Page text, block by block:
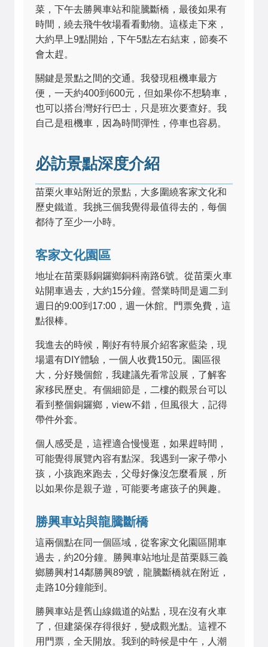
菜，下午去勝興車站和龍騰斷橋，最後如果有
時間，繞去飛牛牧場看看動物。這樣走下來，
大約早上9點開始，下午5點左右結束，節奏不
會太趕。
關鍵是景點之間的交通。我發現租機車最方
便，一天約400到600元，但如果你不想騎車，
也可以搭台灣好行巴士，只是班次要查好。我
自己是租機車，因為時間彈性，停車也容易。
必訪景點深度介紹
苗栗火車站附近的景點，大多圍繞客家文化和
歷史鐵道。我挑三個我覺得最值得去的，每個
都待了至少一小時。
客家文化園區
地址在苗栗縣銅鑼鄉銅科南路6號。從苗栗火車
站開車過去，大約15分鐘。營業時間是週二到
週日的9:00到17:00，週一休館。門票免費，這
點很棒。
我進去的時候，剛好有特展介紹客家藍染，現
場還有DIY體驗，一個人收費150元。園區很
大，分好幾個館，我建議先看常設展，了解客
家移民歷史。有個細節是，二樓的觀景台可以
看到整個銅鑼鄉，view不錯，但風很大，記得
帶件外套。
個人感受是，這裡適合慢慢逛，如果趕時間，
可能覺得展覽內容有點深。我遇到一家子帶小
孩，小孩跑來跑去，父母好像沒怎麼看展，所
以如果你是親子遊，可能要考慮孩子的興趣。
勝興車站與龍騰斷橋
這兩個點在同一個區域，從客家文化園區開車
過去，約20分鐘。勝興車站地址是苗栗縣三義
鄉勝興村14鄰勝興89號，龍騰斷橋就在附近，
走路10分鐘能到。
勝興車站是舊山線鐵道的站點，現在沒有火車
了，但建築保存得很好，變成觀光點。這裡不
用門票，全天開放。我到的時候是中午，人潮